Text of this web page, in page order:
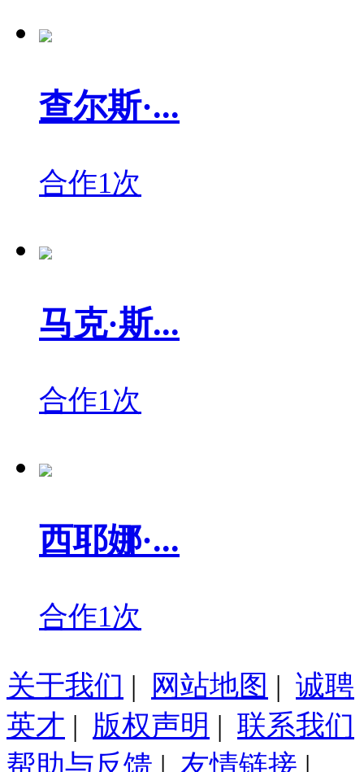
查尔斯·...
合作1次
马克·斯...
合作1次
西耶娜·...
合作1次
关于我们 | 网站地图 | 诚聘
英才 | 版权声明 | 联系我们